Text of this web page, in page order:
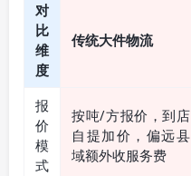
对
比
维
度
传统大件物流
报
价
模
式
按吨/方报价，到店
自提加价，偏远县
域额外收服务费